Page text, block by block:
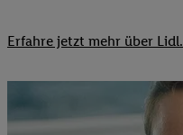
Erfahre jetzt mehr über Lidl.